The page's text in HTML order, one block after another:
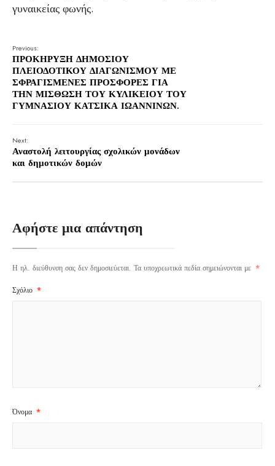
γυναικείας φωνής.
Previous:
ΠΡΟΚΗΡΥΞΗ ΔΗΜΟΣΙΟΥ
ΠΛΕΙΟΔΟΤΙΚΟΥ ΔΙΑΓΩΝΙΣΜΟΥ ΜΕ
ΣΦΡΑΓΙΣΜΕΝΕΣ ΠΡΟΣΦΟΡΕΣ ΓΙΑ
ΤΗΝ ΜΙΣΘΩΣΗ ΤΟΥ ΚΥΛΙΚΕΙΟΥ ΤΟΥ
ΓΥΜΝΑΣΙΟΥ ΚΑΤΣΙΚΑ ΙΩΑΝΝΙΝΩΝ.
Next:
Αναστολή λειτουργίας σχολικών μονάδων
και δημοτικών δομών
Αφήστε μια απάντηση
Η ηλ. διεύθυνση σας δεν δημοσιεύεται. Τα υποχρεωτικά πεδία σημειώνονται με *
Σχόλιο *
Όνομα *